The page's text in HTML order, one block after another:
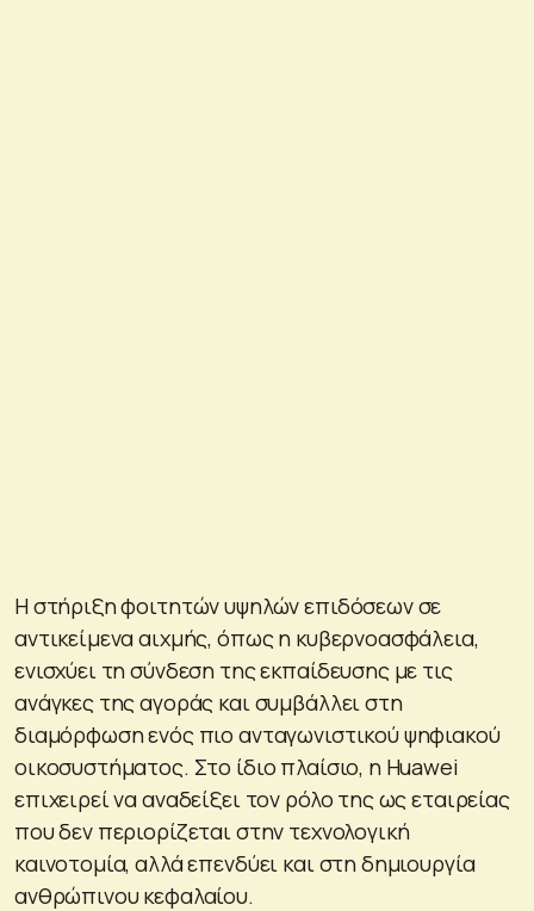
Η στήριξη φοιτητών υψηλών επιδόσεων σε
αντικείμενα αιχμής, όπως η κυβερνοασφάλεια,
ενισχύει τη σύνδεση της εκπαίδευσης με τις
ανάγκες της αγοράς και συμβάλλει στη
διαμόρφωση ενός πιο ανταγωνιστικού ψηφιακού
οικοσυστήματος. Στο ίδιο πλαίσιο, η Huawei
επιχειρεί να αναδείξει τον ρόλο της ως εταιρείας
που δεν περιορίζεται στην τεχνολογική
καινοτομία, αλλά επενδύει και στη δημιουργία
ανθρώπινου κεφαλαίου.